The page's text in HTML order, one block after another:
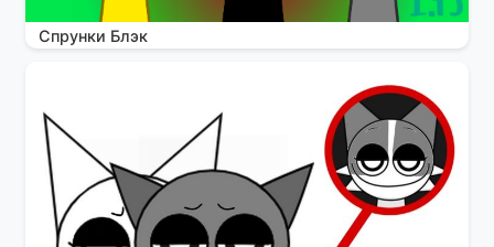
Спрунки Блэк